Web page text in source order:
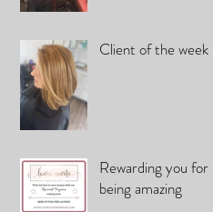
Client of the week
Rewarding you for
being amazing